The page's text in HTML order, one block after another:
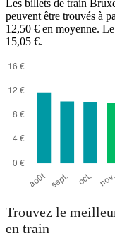
Roeselare
Les billets de train
peuvent être trouvés à
12,50 € en moyenne.
15,05 €.
Trouvez le
en train